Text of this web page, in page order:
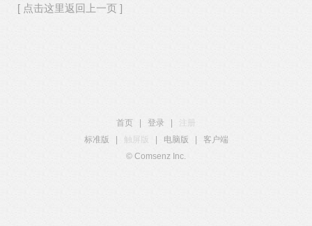
[ 点击这里返回上一页 ]
首页 登录
注册
标准版
触屏版 电脑版
客户端
© Comsenz Inc.